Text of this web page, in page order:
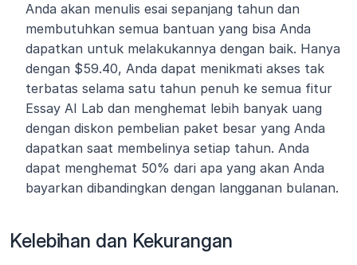
Anda akan menulis esai sepanjang tahun dan
membutuhkan semua bantuan yang bisa Anda
dapatkan untuk melakukannya dengan baik. Hanya
dengan $59.40, Anda dapat menikmati akses tak
terbatas selama satu tahun penuh ke semua fitur
Essay AI Lab dan menghemat lebih banyak uang
dengan diskon pembelian paket besar yang Anda
dapatkan saat membelinya setiap tahun. Anda
dapat menghemat 50% dari apa yang akan Anda
bayarkan dibandingkan dengan langganan bulanan.
Kelebihan dan Kekurangan